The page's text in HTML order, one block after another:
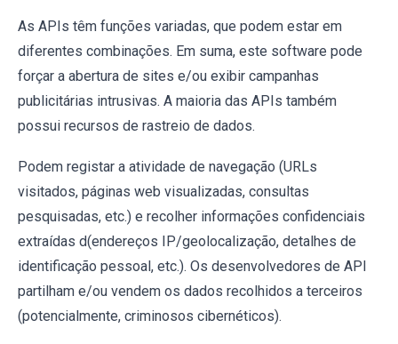
As APIs têm funções variadas, que podem estar em
diferentes combinações. Em suma, este software pode
forçar a abertura de sites e/ou exibir campanhas
publicitárias intrusivas. A maioria das APIs também
possui recursos de rastreio de dados.
Podem registar a atividade de navegação (URLs
visitados, páginas web visualizadas, consultas
pesquisadas, etc.) e recolher informações confidenciais
extraídas d(endereços IP/geolocalização, detalhes de
identificação pessoal, etc.). Os desenvolvedores de API
partilham e/ou vendem os dados recolhidos a terceiros
(potencialmente, criminosos cibernéticos).